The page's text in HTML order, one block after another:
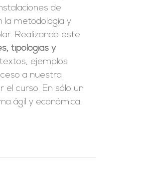
de
la metodología y
Realizando este
tipologías y
ejemplos
a nuestra
curso. En sólo un
ágil y económica.